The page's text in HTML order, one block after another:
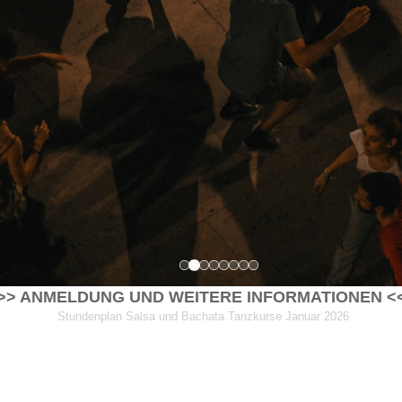
ANMELDUNG UND WEITERE INFORMATIONEN
Stundenplan Salsa und Bachata Tanzkurse Januar 2026